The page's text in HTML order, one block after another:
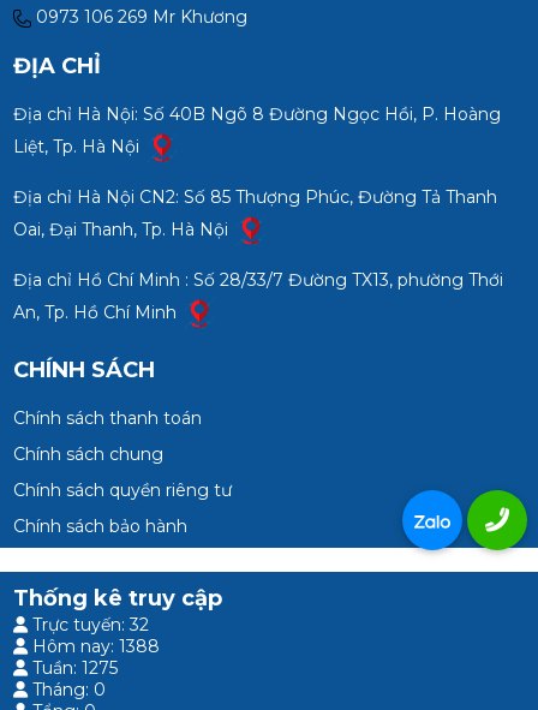
0973 106 269 Mr Khương
ĐỊA CHỈ
Địa chỉ Hà Nội: Số 40B Ngõ 8 Đường Ngọc Hồi, P. Hoàng
Liệt, Tp. Hà Nội
Địa chỉ Hà Nội CN2: Số 85 Thượng Phúc, Đường Tả Thanh
Oai, Đại Thanh, Tp. Hà Nội
Địa chỉ Hồ Chí Minh : Số 28/33/7 Đường TX13, phường Thới
An, Tp. Hồ Chí Minh
CHÍNH SÁCH
Chính sách thanh toán
Chính sách chung
Chính sách quyền riêng tư
Chính sách bảo hành
Thống kê truy cập
Trực tuyến: 32
Hôm nay: 1388
Tuần: 1275
Tháng: 0